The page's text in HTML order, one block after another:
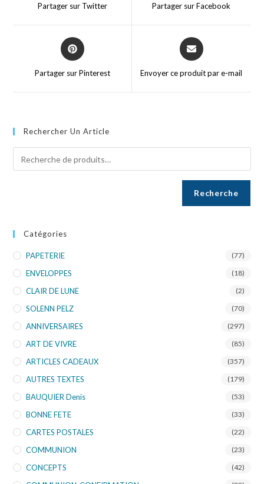
Partager sur Twitter Partager sur Facebook
Partager sur Pinterest Envoyer ce produit par e-mail
Rechercher Un Article
Recherche
Catégories
PAPETERIE (77)
ENVELOPPES (18)
CLAIR DE LUNE (2)
SOLENN PELZ (70)
ANNIVERSAIRES (297)
ART DE VIVRE (85)
ARTICLES CADEAUX (357)
AUTRES TEXTES (179)
BAUQUIER Denis (53)
BONNE FETE (33)
CARTES POSTALES (22)
COMMUNION (23)
CONCEPTS (42)